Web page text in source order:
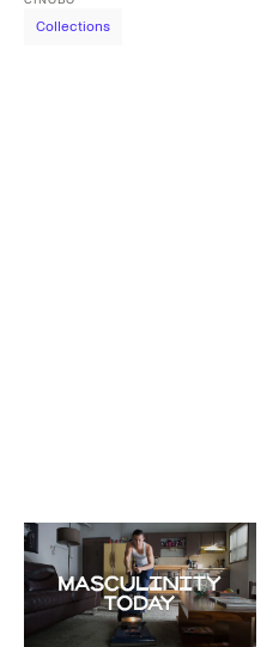
Collections